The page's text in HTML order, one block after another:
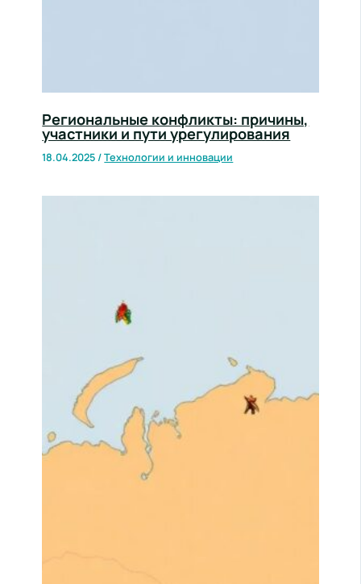
Региональные конфликты: причины,
участники и пути урегулирования
18.04.2025 /Технологии и инновации